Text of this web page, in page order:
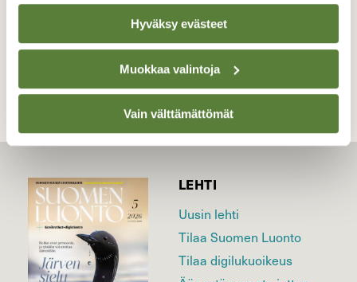
Hyväksy evästeet
Muokkaa valintoja
Vain välttämättömät
TAKAISIN LISTAAN
LEHTI
Uusin lehti
Tilaa Suomen Luonto
Tilaa digilukuoikeus